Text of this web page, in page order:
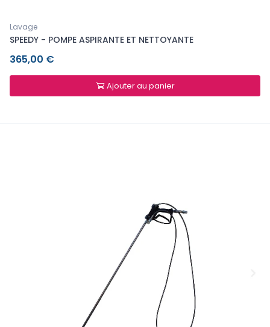
Lavage
SPEEDY - POMPE ASPIRANTE ET NETTOYANTE
365,00 €
Ajouter au panier